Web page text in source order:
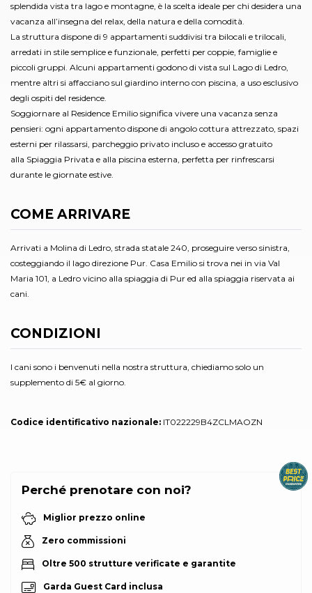
splendida vista tra lago e montagne, è la scelta ideale per chi desidera una
vacanza all’insegna del relax, della natura e della comodità.
La struttura dispone di 9 appartamenti suddivisi tra bilocali e trilocali,
arredati in stile semplice e funzionale, perfetti per coppie, famiglie e
piccoli gruppi. Alcuni appartamenti godono di vista sul Lago di Ledro,
mentre altri si affacciano sul giardino interno con piscina, a uso esclusivo
degli ospiti del residence.
Soggiornare al Residence Emilio significa vivere una vacanza senza
pensieri: ogni appartamento dispone di angolo cottura attrezzato, spazi
esterni per rilassarsi, parcheggio privato incluso e accesso gratuito
alla Spiaggia Privata e alla piscina esterna, perfetta per rinfrescarsi
durante le giornate estive.
COME ARRIVARE
Arrivati a Molina di Ledro, strada statale 240, proseguire verso sinistra,
costeggiando il lago direzione Pur. Casa Emilio si trova nei in via Val
Maria 101, a Ledro vicino alla spiaggia di Pur ed alla spiaggia riservata ai
cani.
CONDIZIONI
I cani sono i benvenuti nella nostra struttura, chiediamo solo un
supplemento di 5€ al giorno.
Codice identificativo nazionale: IT022229B4ZCLMAOZN
Perché prenotare con noi?
Miglior prezzo online
Zero commissioni
Oltre 500 strutture verificate e garantite
Garda Guest Card inclusa